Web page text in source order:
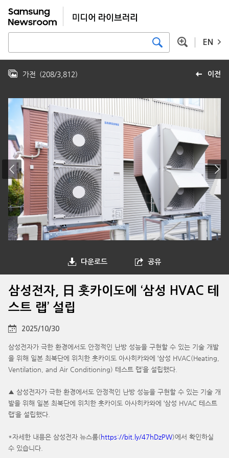
EN
이전
가전 (208/3,812)
다운로드 공유
삼성전자, 日 홋카이도에 ‘삼성 HVAC 테
스트 랩’ 설립
2025/10/30
삼성전자가 극한 환경에서도 안정적인 난방 성능을 구현할 수 있는 기술 개발
을 위해 일본 최북단에 위치한 홋카이도 아사히카와에 ‘삼성 HVAC(Heating,
Ventilation, and Air Conditioning) 테스트 랩’을 설립했다.
▲ 삼성전자가 극한 환경에서도 안정적인 난방 성능을 구현할 수 있는 기술 개
발을 위해 일본 최북단에 위치한 홋카이도 아사히카와에 ‘삼성 HVAC 테스트
랩’을 설립했다.
*자세한 내용은 삼성전자 뉴스룸(https://bit.ly/47hDzPW)에서 확인하실
수 있습니다.